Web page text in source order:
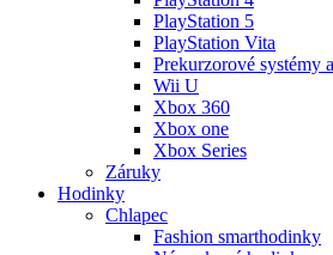
PlayStation 5
PlayStation Vita
Prekurzorové systémy
Wii U
Xbox 360
Xbox one
Xbox Series
Záruky
Hodinky
Chlapec
Fashion smarthodinky